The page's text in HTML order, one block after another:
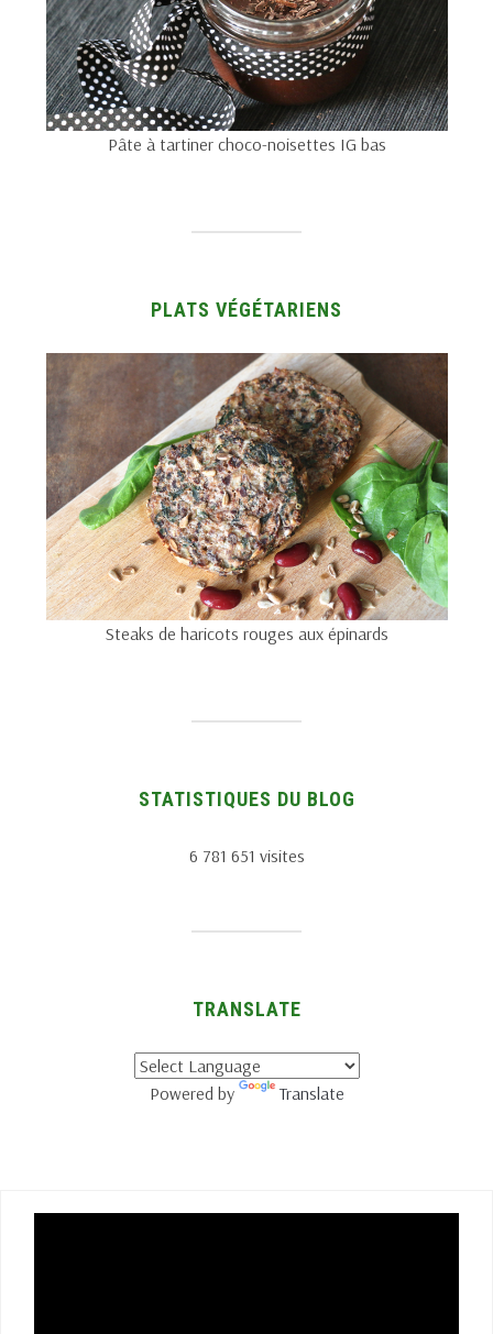
Pâte à tartiner choco-noisettes IG bas
PLATS VÉGÉTARIENS
Steaks de haricots rouges aux épinards
STATISTIQUES DU BLOG
6 781 651 visites
TRANSLATE
Powered by Translate